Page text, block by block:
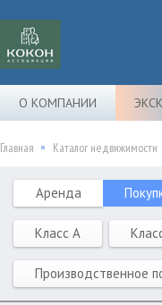
О КОМПАНИИ
Главная Каталог недвижимости
Аренда
Класс A
Производственное